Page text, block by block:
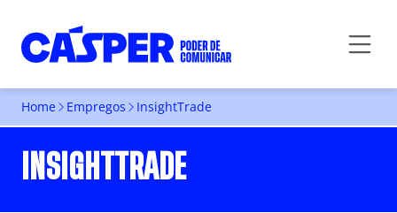
Home Empregos InsightTrade
INSIGHTTRADE